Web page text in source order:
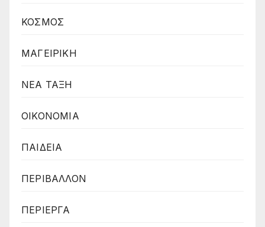
ΚΟΣΜΟΣ
ΜΑΓΕΙΡΙΚΗ
ΝΕΑ ΤΑΞΗ
ΟΙΚΟΝΟΜΙΑ
ΠΑΙΔΕΙΑ
ΠΕΡΙΒΑΛΛΟΝ
ΠΕΡΙΕΡΓΑ